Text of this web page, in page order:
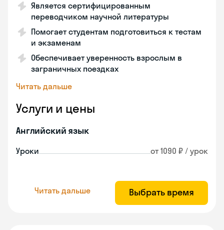
Является сертифицированным
переводчиком научной литературы
Помогает студентам подготовиться к тестам
и экзаменам
Обеспечивает уверенность взрослым в
заграничных поездках
Читать дальше
Услуги и цены
Английский язык
Уроки от 1090 ₽ / урок
Читать дальше Выбрать время